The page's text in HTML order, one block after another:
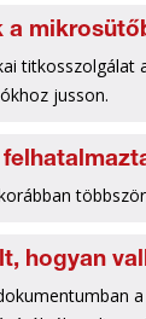
a
titkosszolgálat
jusson.
hogyan